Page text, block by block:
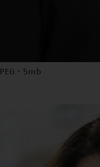
JPEG · 5mb